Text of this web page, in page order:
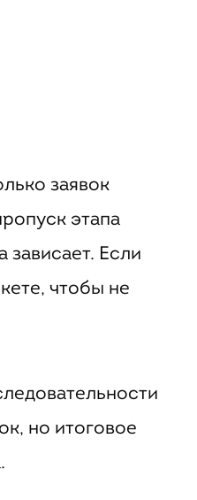
заявок
этапа
зависает. Если
чтобы не
но итоговое